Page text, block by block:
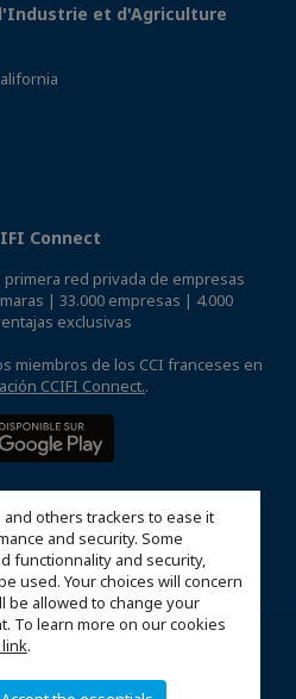
others trackers to ease it
and security. Some
functionnality and security,
used. Your choices will concern
be allowed to change your
To learn more on our cookies
.
et d'Agriculture
Connect
red privada de empresas
| 33.000 empresas | 4.000
exclusivas
miembros de los CCI franceses en
CCIFI Connect..